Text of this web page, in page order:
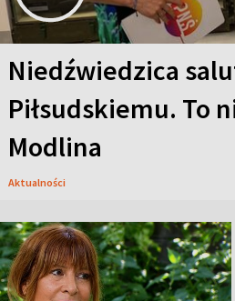
Niedźwiedzica
Piłsudskiemu. To
Modlina
Aktualności